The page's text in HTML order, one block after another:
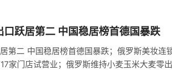
跃居第二 中国稳居榜首德国暴跌
第二 中国稳居榜首德国暴跌；俄罗斯美妆连
家门店试营业；俄罗斯维持小麦玉米大麦零